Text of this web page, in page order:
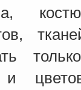
,
только
и